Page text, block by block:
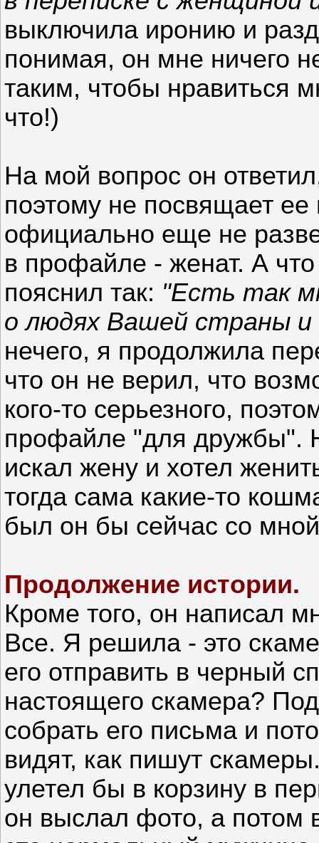
выключила иронию и
понимая, он мне ничего
таким, чтобы нравиться
что!)
На мой вопрос он
поэтому не посвящает
официально еще не
в профайле - женат. А
пояснил так: "Есть так
о людях Вашей страны и
нечего, я продолжила
что он не верил, что
кого-то серьезного,
профайле "для дружбы".
искал жену и хотел
тогда сама какие-то
был он бы сейчас со
Продолжение истории.
Кроме того, он написал
Все. Я решила - это
его отправить в черный
настоящего скамера?
собрать его письма и
видят, как пишут
улетел бы в корзину в
он выслал фото, а потом